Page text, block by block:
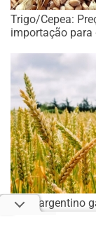
Trigo/Cepea:
importação para
Trigo argentino
impactar custo